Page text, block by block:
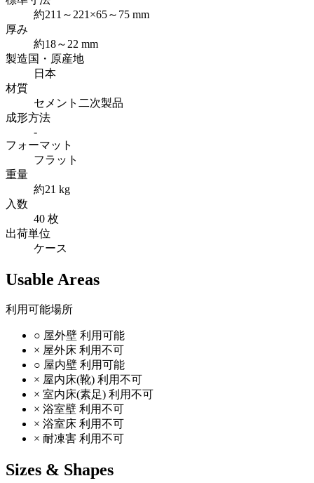
約211～221×65～75 mm
厚み
約18～22 mm
製造国・原産地
日本
材質
セメント二次製品
成形方法
-
フォーマット
フラット
重量
約21 kg
入数
40 枚
出荷単位
ケース
Usable Areas
利用可能場所
○ 屋外壁 利用可能
× 屋外床 利用不可
○ 屋内壁 利用可能
× 屋内床(靴) 利用不可
× 室内床(素足) 利用不可
× 浴室壁 利用不可
× 浴室床 利用不可
× 耐凍害 利用不可
Sizes & Shapes